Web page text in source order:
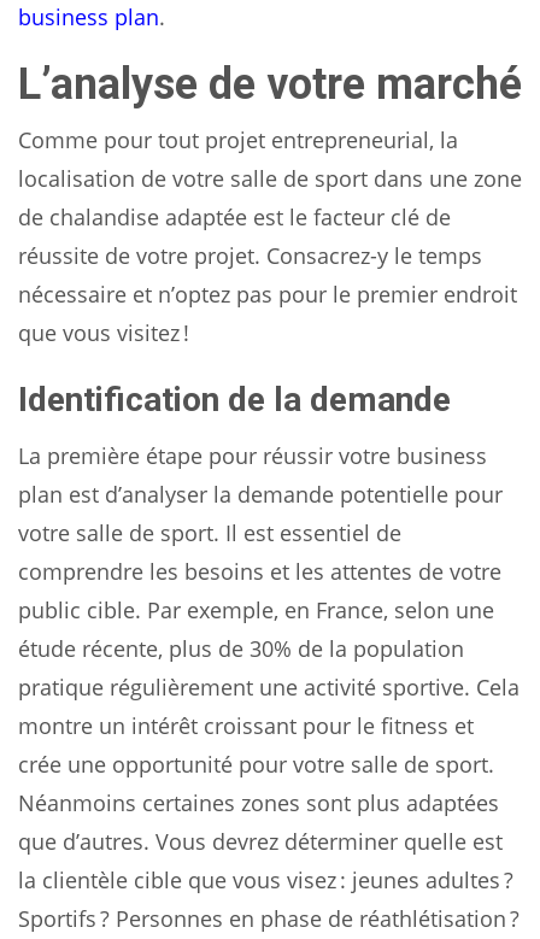
business plan.
L’analyse de votre marché
Comme pour tout projet entrepreneurial, la
localisation de votre salle de sport dans une zone
de chalandise adaptée est le facteur clé de
réussite de votre projet. Consacrez-y le temps
nécessaire et n’optez pas pour le premier endroit
que vous visitez !
Identification de la demande
La première étape pour réussir votre business
plan est d’analyser la demande potentielle pour
votre salle de sport. Il est essentiel de
comprendre les besoins et les attentes de votre
public cible. Par exemple, en France, selon une
étude récente, plus de 30% de la population
pratique régulièrement une activité sportive. Cela
montre un intérêt croissant pour le fitness et
crée une opportunité pour votre salle de sport.
Néanmoins certaines zones sont plus adaptées
que d’autres. Vous devrez déterminer quelle est
la clientèle cible que vous visez : jeunes adultes ?
Sportifs ? Personnes en phase de réathlétisation ?